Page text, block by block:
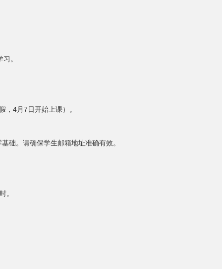
。
4月7日开始上课）。
础。请确保学生邮箱地址准确有效。
。